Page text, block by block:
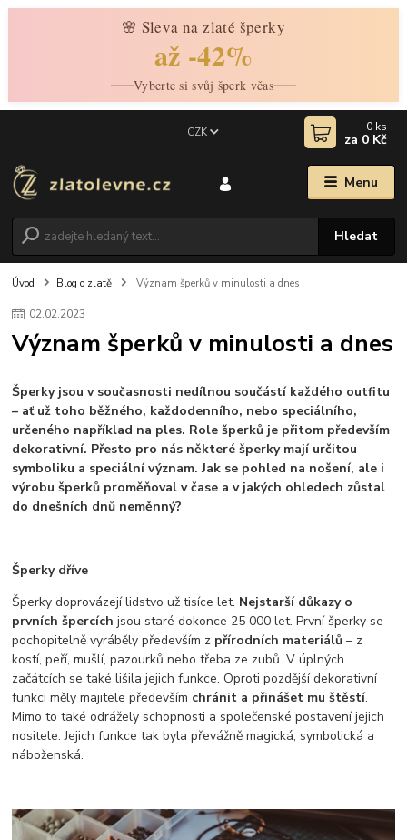
🌸 Sleva na zlaté šperky
až -42%
Vyberte si svůj šperk včas
Menu
CZK
Hledat
0 ks
za 0 Kč
Úvod Blog o zlatě Význam šperků v minulosti a dnes
02.02.2023
Význam šperků v minulosti a dnes
Šperky jsou v současnosti nedílnou součástí každého outfitu
– ať už toho běžného, každodenního, nebo speciálního,
určeného například na ples. Role šperků je přitom především
dekorativní. Přesto pro nás některé šperky mají určitou
symboliku a speciální význam. Jak se pohled na nošení, ale i
výrobu šperků proměňoval v čase a v jakých ohledech zůstal
do dnešních dnů neměnný?
Šperky dříve
Šperky doprovázejí lidstvo už tisíce let. Nejstarší důkazy o
prvních špercích jsou staré dokonce 25 000 let. První šperky se
pochopitelně vyráběly především z přírodních materiálů – z
kostí, peří, mušlí, pazourků nebo třeba ze zubů. V úplných
začátcích se také lišila jejich funkce. Oproti pozdější dekorativní
funkci měly majitele především chránit a přinášet mu štěstí.
Mimo to také odrážely schopnosti a společenské postavení jejich
nositele. Jejich funkce tak byla převážně magická, symbolická a
náboženská.